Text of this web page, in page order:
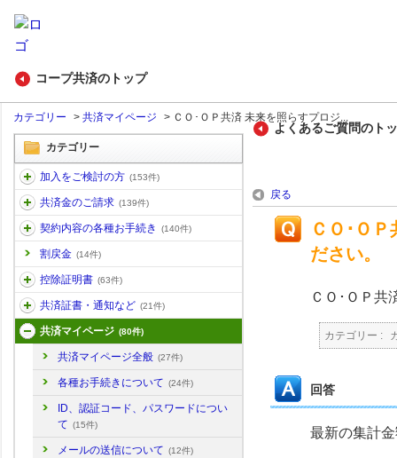
コープ共済のトップ
カテゴリー > 共済マイページ > ＣＯ･ＯＰ共済 未来を照らすプロジ...
カテゴリー
加入をご検討の方 (153件)
共済金のご請求 (139件)
契約内容の各種お手続き (140件)
割戻金 (14件)
控除証明書 (63件)
共済証書・通知など (21件)
共済マイページ (80件)
共済マイページ全般 (27件)
各種お手続きについて (24件)
ID、認証コード、パスワードについ
て (15件)
メールの送信について (12件)
よくあるご質問のト
戻る
ＣＯ･Ｏ
ださい。
ＣＯ･ＯＰ共
カテゴリー :
回答
最新の集計